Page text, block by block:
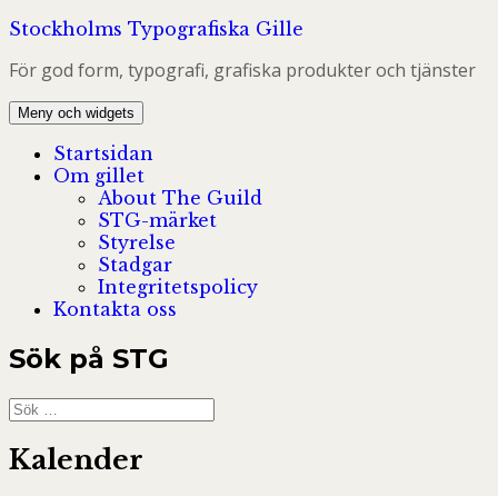
Hoppa
innehåll
Stockholms Typografiska Gille
För god form, typografi, grafiska produkter och tjänster
Meny och widgets
Startsidan
Om gillet
About The Guild
STG-märket
Styrelse
Stadgar
Integritetspolicy
Kontakta oss
Sök på STG
Sök
efter:
Kalender